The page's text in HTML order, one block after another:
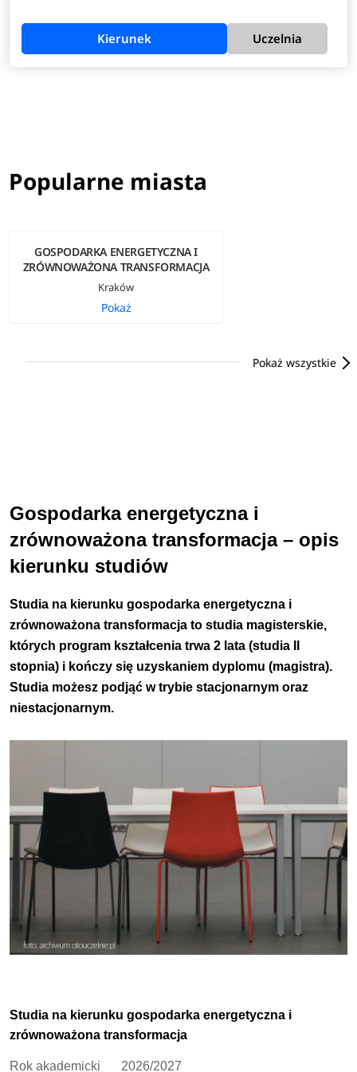
oraz technologii wodorowej i smart grids sprawia, że są
poszukiwani na rynku pracy w Polsce i na świecie.Zobacz
Kierunek Uczelnia
Popularne miasta
GOSPODARKA ENERGETYCZNA I
ZRÓWNOWAŻONA TRANSFORMACJA
Kraków
Pokaż
Pokaż wszystkie
Gospodarka energetyczna i
zrównoważona transformacja – opis
kierunku studiów
Studia na kierunku gospodarka energetyczna i
zrównoważona transformacja to studia magisterskie,
których program kształcenia trwa 2 lata (studia II
stopnia) i kończy się uzyskaniem dyplomu (magistra).
Studia możesz podjąć w trybie stacjonarnym oraz
niestacjonarnym.
Studia na kierunku gospodarka energetyczna i
zrównoważona transformacja
Rok akademicki 2026/2027